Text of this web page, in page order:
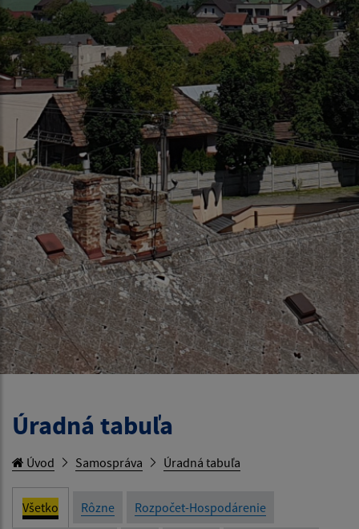
Úradná tabuľa
Úvod Samospráva Úradná tabuľa
Všetko Rôzne Rozpočet-Hospodárenie